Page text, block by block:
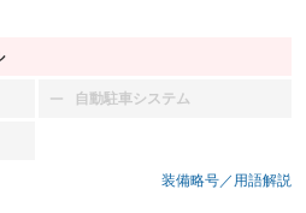
自動駐車システム
：装備なし
装備略号／用語解説